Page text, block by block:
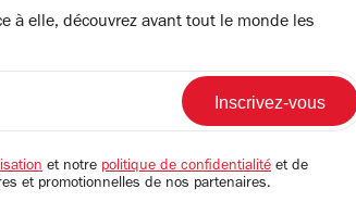
à elle, découvrez avant tout le monde les
et notre politique de confidentialité et de
et promotionnelles de nos partenaires.